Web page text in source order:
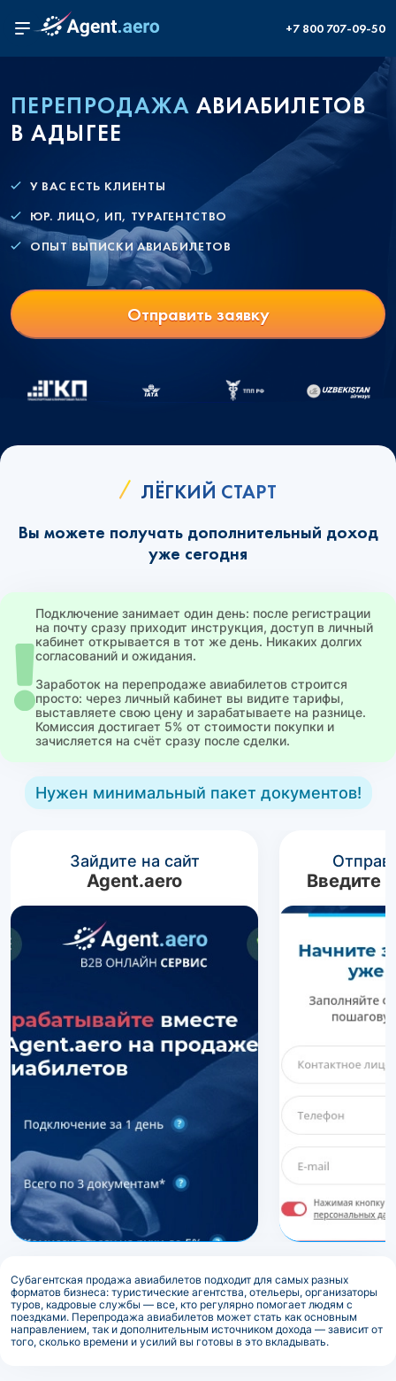
+7 800 707-09-50
ПЕРЕПРОДАЖА АВИАБИЛЕТОВ
В АДЫГЕЕ
У ВАС ЕСТЬ КЛИЕНТЫ
ЮР. ЛИЦО, ИП, ТУРАГЕНТСТВО
ОПЫТ ВЫПИСКИ АВИАБИЛЕТОВ
Отправить заявку
ЛЁГКИЙ СТАРТ
Вы можете получать дополнительный доход
уже сегодня
Подключение занимает один день: после регистрации
на почту сразу приходит инструкция, доступ в личный
кабинет открывается в тот же день. Никаких долгих
согласований и ожидания.
Заработок на перепродаже авиабилетов строится
просто: через личный кабинет вы видите тарифы,
выставляете свою цену и зарабатываете на разнице.
Комиссия достигает 5% от стоимости покупки и
зачисляется на счёт сразу после сделки.
Нужен минимальный пакет документов!
Зайдите на сайт
Agent.aero Введите
Субагентская продажа авиабилетов подходит для самых разных
форматов бизнеса: туристические агентства, отельеры, организаторы
туров, кадровые службы — все, кто регулярно помогает людям с
поездками. Перепродажа авиабилетов может стать как основным
направлением, так и дополнительным источником дохода — зависит от
того, сколько времени и усилий вы готовы в это вкладывать.